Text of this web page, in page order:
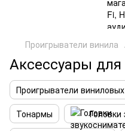
Проигрыватели винила
Аксессуары для
Проигрыватели
Тонармы
Головки